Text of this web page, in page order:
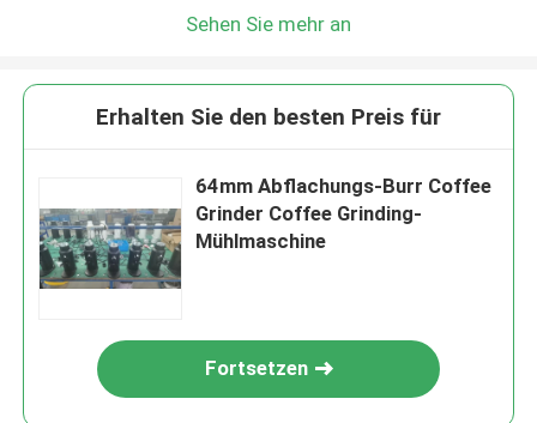
Sehen Sie mehr an
Erhalten Sie den besten Preis für
64mm Abflachungs-Burr Coffee
Grinder Coffee Grinding-
Mühlmaschine
Fortsetzen